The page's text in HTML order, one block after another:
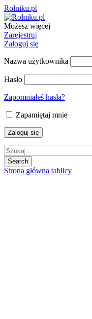
Rolniku.pl
Możesz więcej
Zarejestruj
Zaloguj się
Nazwa użytkownika
Hasło
Zapomniałeś hasła?
Zapamiętaj mnie
Strona główna tablicy